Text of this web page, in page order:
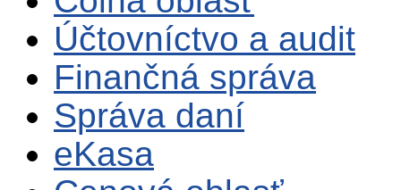
Účtovníctvo a audit
Finančná správa
Správa daní
eKasa